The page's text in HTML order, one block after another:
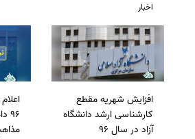
اخبار
افزایش شهریه مقطع
کارشناسی ارشد دانشگاه
آزاد در سال 96